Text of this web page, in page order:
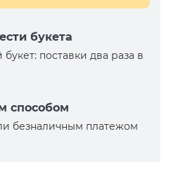
букета
поставки два раза в
способом
безналичным платежом